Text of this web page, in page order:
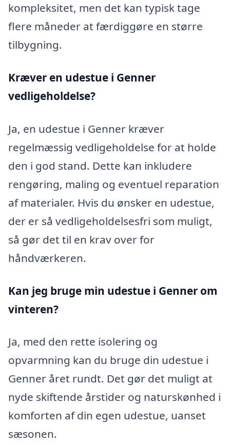
kompleksitet, men det kan typisk tage
flere måneder at færdiggøre en større
tilbygning.
Kræver en udestue i Genner
vedligeholdelse?
Ja, en udestue i Genner kræver
regelmæssig vedligeholdelse for at holde
den i god stand. Dette kan inkludere
rengøring, maling og eventuel reparation
af materialer. Hvis du ønsker en udestue,
der er så vedligeholdelsesfri som muligt,
så gør det til en krav over for
håndværkeren.
Kan jeg bruge min udestue i Genner om
vinteren?
Ja, med den rette isolering og
opvarmning kan du bruge din udestue i
Genner året rundt. Det gør det muligt at
nyde skiftende årstider og naturskønhed i
komforten af din egen udestue, uanset
sæsonen.